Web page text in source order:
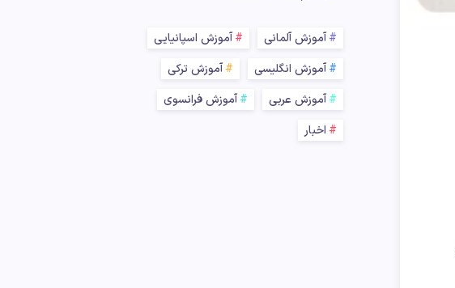
آموزش آلمانی
آموزش اسپانیایی
آموزش انگلیسی
آموزش ترکی
آموزش عربی
آموزش فرانسوی
اخبار